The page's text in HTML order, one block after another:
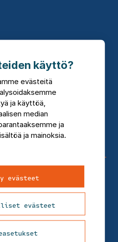
käyttö?
evästeitä
ja käyttöä,
median
ja
ja mainoksia.
evästeet
evästeet